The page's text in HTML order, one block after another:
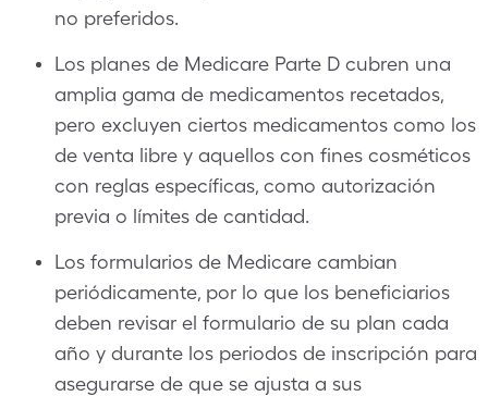
no preferidos.
Los planes de Medicare Parte D cubren una
amplia gama de medicamentos recetados,
pero excluyen ciertos medicamentos como los
de venta libre y aquellos con fines cosméticos
con reglas específicas, como autorización
previa o límites de cantidad.
Los formularios de Medicare cambian
periódicamente, por lo que los beneficiarios
deben revisar el formulario de su plan cada
año y durante los periodos de inscripción para
asegurarse de que se ajusta a sus